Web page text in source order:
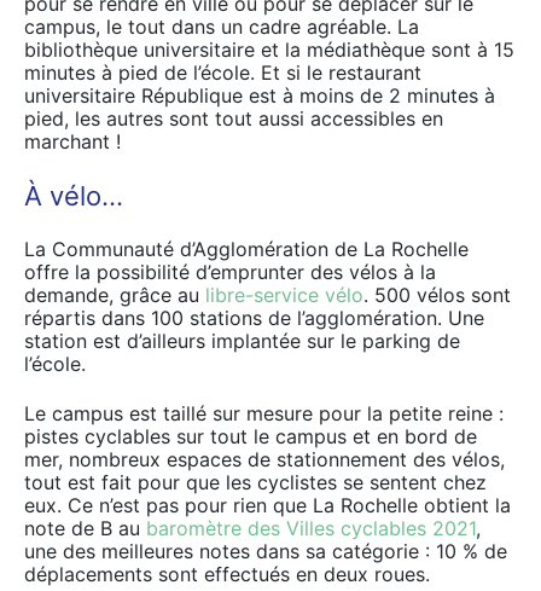
campus, le tout dans un cadre agréable. La
bibliothèque universitaire et la médiathèque sont à 15
minutes à pied de l’école. Et si le restaurant
universitaire République est à moins de 2 minutes à
pied, les autres sont tout aussi accessibles en
marchant !
À vélo…
La Communauté d’Agglomération de La Rochelle
offre la possibilité d’emprunter des vélos à la
demande, grâce au libre-service vélo. 500 vélos sont
répartis dans 100 stations de l’agglomération. Une
station est d’ailleurs implantée sur le parking de
l’école.
Le campus est taillé sur mesure pour la petite reine :
pistes cyclables sur tout le campus et en bord de
mer, nombreux espaces de stationnement des vélos,
tout est fait pour que les cyclistes se sentent chez
eux. Ce n’est pas pour rien que La Rochelle obtient la
note de B au baromètre des Villes cyclables 2021,
une des meilleures notes dans sa catégorie : 10 % de
déplacements sont effectués en deux roues.